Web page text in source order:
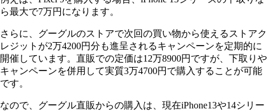
ら最大で7万円になります。
さらに、グーグルのストアで次回の買い物から使えるストアク
レジットが2万4200円分も進呈されるキャンペーンを定期的に
開催しています。直販での定価は12万8900円ですが、下取りや
キャンペーンを併用して実質3万4700円で購入することが可能
です。
なので、グーグル直販からの購入は、現在iPhone13や14シリー